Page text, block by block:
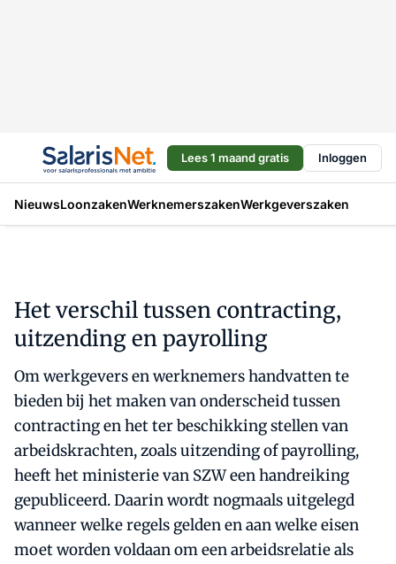
Lees 1 maand gratis Inloggen
NieuwsLoonzakenWerknemerszakenWerkgeverszaken
Het verschil tussen contracting,
uitzending en payrolling
Om werkgevers en werknemers handvatten te
bieden bij het maken van onderscheid tussen
contracting en het ter beschikking stellen van
arbeidskrachten, zoals uitzending of payrolling,
heeft het ministerie van SZW een handreiking
gepubliceerd. Daarin wordt nogmaals uitgelegd
wanneer welke regels gelden en aan welke eisen
moet worden voldaan om een arbeidsrelatie als